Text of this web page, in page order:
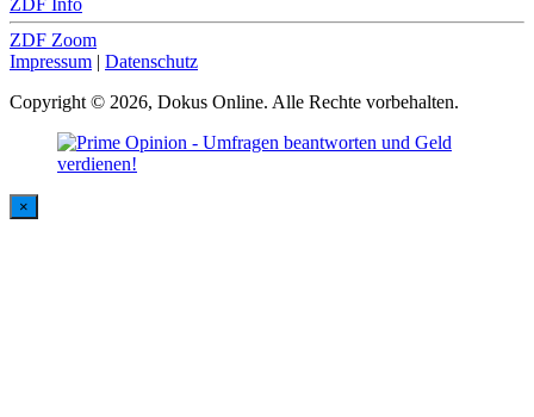
ZDF Zoom
Impressum | Datenschutz
Copyright © 2026, Dokus Online. Alle Rechte vorbehalten.
×